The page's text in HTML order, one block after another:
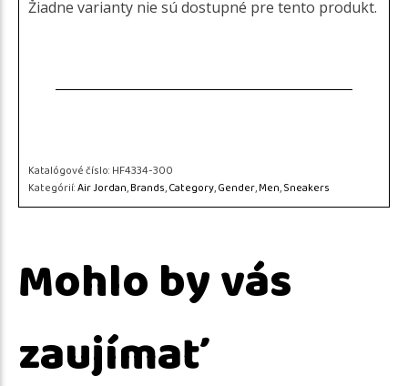
Žiadne varianty nie sú dostupné pre tento produkt.
Katalógové číslo:HF4334-300
Kategórií:Air Jordan,Brands,Category,Gender,Men,Sneakers
Mohlo by vás
zaujímať